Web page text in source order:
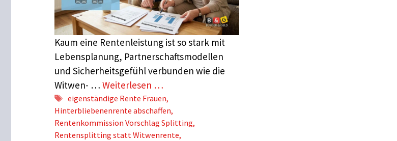
Kaum eine Rentenleistung ist so stark mit
Lebensplanung, Partnerschaftsmodellen
und Sicherheitsgefühl verbunden wie die
Witwen- … Weiterlesen …
Schlagwörter
eigenständige Rente Frauen,
Hinterbliebenenrente abschaffen,
Rentenkommission Vorschlag Splitting,
Rentensplitting statt Witwenrente,